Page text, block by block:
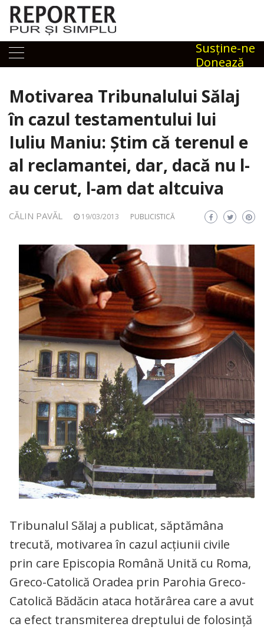
Skip
content
Susţine-ne
Donează
Motivarea Tribunalului Sălaj
în cazul testamentului lui
Iuliu Maniu: Ştim că terenul e
al reclamantei, dar, dacă nu l-
au cerut, l-am dat altcuiva
CĂLIN PAVĂL 19/03/2013 PUBLICISTICĂ
Tribunalul Sălaj a publicat, săptămâna
trecută, motivarea în cazul acţiunii civile
prin care Episcopia Română Unită cu Roma,
Greco-Catolică Oradea prin Parohia Greco-
Catolică Bădăcin ataca hotărârea care a avut
ca efect transmiterea dreptului de folosinţă